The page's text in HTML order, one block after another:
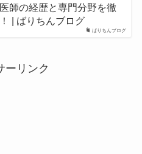
ばりちんブログ
師の経歴と専門分野を徹
| ばりちんブログ
ーリンク